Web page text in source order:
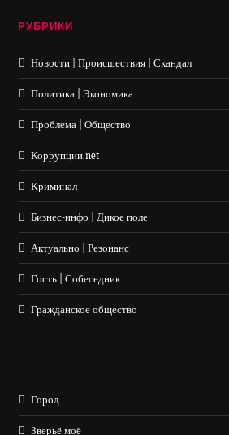
РУБРИКИ
Новости | Происшествия | Скандал
Политика | Экономика
Проблема | Общество
Коррупции.net
Криминал
Бизнес-инфо | Дикое поле
Актуально | Резонанс
Гость | Собеседник
Гражданское общество
Город
Зверьё моё